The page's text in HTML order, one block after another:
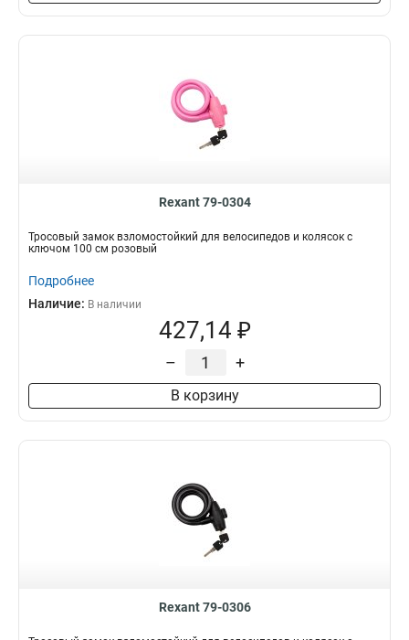
Rexant 79-0304
Тросовый замок взломостойкий для велосипедов и колясок с
ключом 100 см розовый
Подробнее
Наличие: В наличии
427,14 ₽
– +
В корзину
Rexant 79-0306